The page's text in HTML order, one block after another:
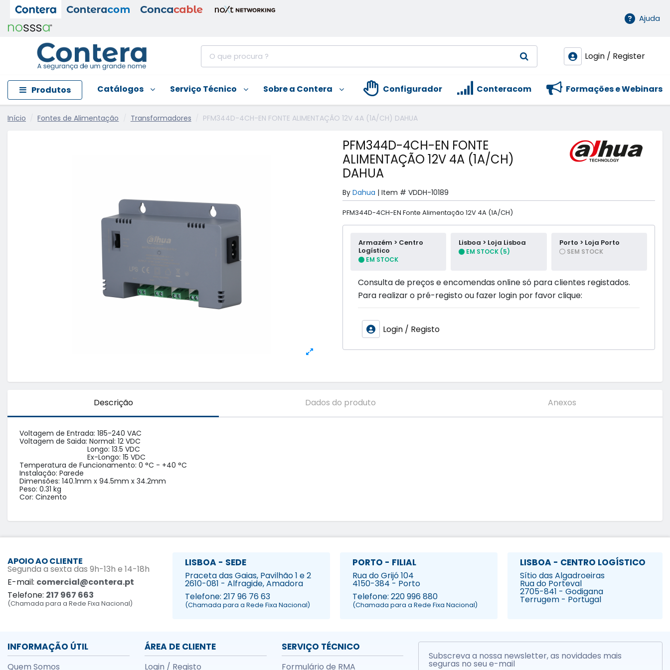
Ajuda
Login / Register
Produtos Catálogos Serviço Técnico Sobre a Contera Formações e Webinars
Conteracom
Configurador
Início Fontes de Alimentação Transformadores PFM344D-4CH-EN FONTE ALIMENTAÇÃO 12V 4A (1A/CH) DAHUA
PFM344D-4CH-EN FONTE
ALIMENTAÇÃO 12V 4A (1A/CH)
DAHUA
By Dahua | Item # VDDH-10189
PFM344D-4CH-EN Fonte Alimentação 12V 4A (1A/CH)
Armazém > Centro
Logístico
EM STOCK
Lisboa > Loja Lisboa
EM STOCK (5)
Porto > Loja Porto
SEM STOCK
Consulta de preços e encomendas online só para clientes registados.
Para realizar o pré-registo ou fazer login por favor clique:
Login / Registo
Descrição Dados do produto Anexos
Voltagem de Entrada: 185-240 VAC
Voltagem de Saida: Normal: 12 VDC
                                  Longo: 13.5 VDC
                                  Ex-Longo: 15 VDC
Temperatura de Funcionamento: 0 °C - +40 °C
Instalação: Parede
Dimensões: 140.1mm x 94.5mm x 34.2mm
Peso: 0.31 kg
Cor: Cinzento
APOIO AO CLIENTE
Segunda a sexta das 9h-13h e 14-18h
E-mail: comercial@contera.pt
Telefone: 217 967 663
(Chamada para a Rede Fixa Nacional)
LISBOA - SEDE
Praceta das Gaias, Pavilhão 1 e 2
2610-081 - Alfragide, Amadora
Telefone: 217 96 76 63
(Chamada para a Rede Fixa Nacional)
PORTO - FILIAL
Rua do Grijó 104
4150-384 - Porto
Telefone: 220 996 880
(Chamada para a Rede Fixa Nacional)
LISBOA - CENTRO LOGÍSTICO
Sítio das Algadroeiras
Rua do Porteval
2705-841 - Godigana
Terrugem - Portugal
INFORMAÇÃO ÚTIL
Quem Somos
ÁREA DE CLIENTE
Login / Registo
SERVIÇO TÉCNICO
Formulário de RMA
Subscreva a nossa newsletter, as novidades mais
seguras no seu e-mail